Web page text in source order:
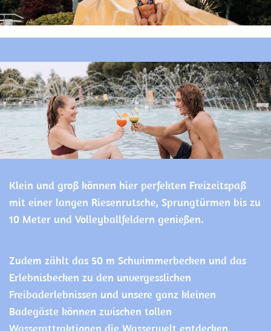
Klein und groß können hier perfekten Freizeitspaß
mit einer langen Riesenrutsche, Sprungtürmen bis zu
10 Meter und Volleyballfeldern genießen.
Zudem zählt das 50 m Schwimmerbecken und das
Erlebnisbecken zu den unvergesslichen
Freibaderlebnissen und unsere ganz kleinen
Badegäste können zwischen tollen